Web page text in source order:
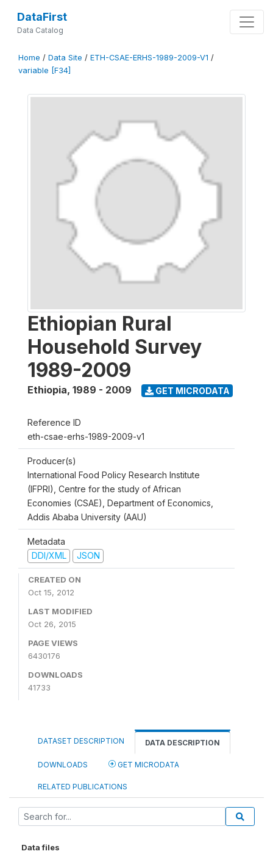
DataFirst
Data Catalog
Home / Data Site / ETH-CSAE-ERHS-1989-2009-V1 /
variable [F34]
Ethiopian Rural
Household Survey
1989-2009
Ethiopia, 1989 - 2009 GET MICRODATA
Reference ID
eth-csae-erhs-1989-2009-v1
Producer(s)
International Food Policy Research Institute
(IFPRI), Centre for the study of African
Economies (CSAE), Department of Economics,
Addis Ababa University (AAU)
Metadata
DDI/XML
JSON
CREATED ON
Oct 15, 2012
LAST MODIFIED
Oct 26, 2015
PAGE VIEWS
6430176
DOWNLOADS
41733
DATASET DESCRIPTION DATA DESCRIPTION
DOWNLOADS GET MICRODATA
RELATED PUBLICATIONS
Data files